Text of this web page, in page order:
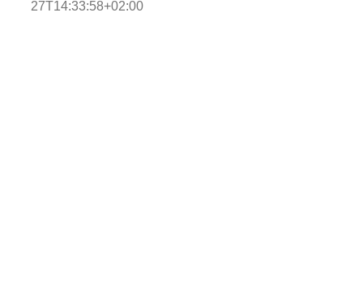
27T14:33:58+02:00